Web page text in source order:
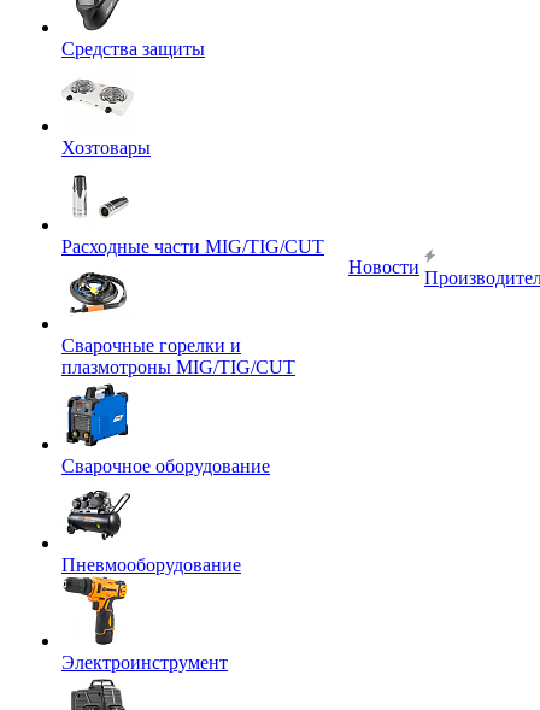
Средства защиты
Хозтовары
Расходные части MIG/TIG/CUT
Сварочные горелки и
плазмотроны MIG/TIG/CUT
Сварочное оборудование
Пневмооборудование
Электроинструмент
Новости